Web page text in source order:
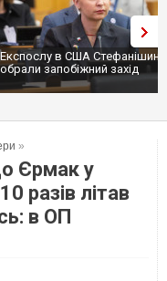
Експослу в США
обрали запобіжний захід
»
Єрмак у
разів літав
в ОП